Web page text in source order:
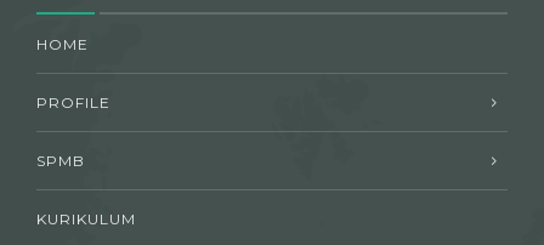
HOME
PROFILE
SPMB
KURIKULUM